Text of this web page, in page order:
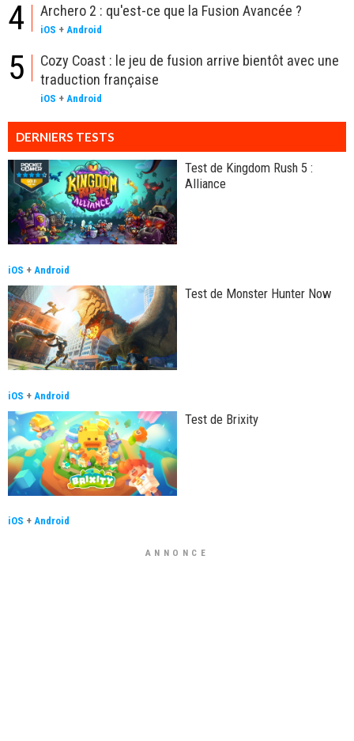
4 Archero 2 : qu'est-ce que la Fusion Avancée ?
iOS + Android
5
Cozy Coast : le jeu de fusion arrive bientôt avec une
traduction française
iOS + Android
DERNIERS TESTS
Test de Kingdom Rush 5 :
Alliance
iOS + Android
Test de Monster Hunter Now
iOS + Android
Test de Brixity
iOS + Android
ANNONCE